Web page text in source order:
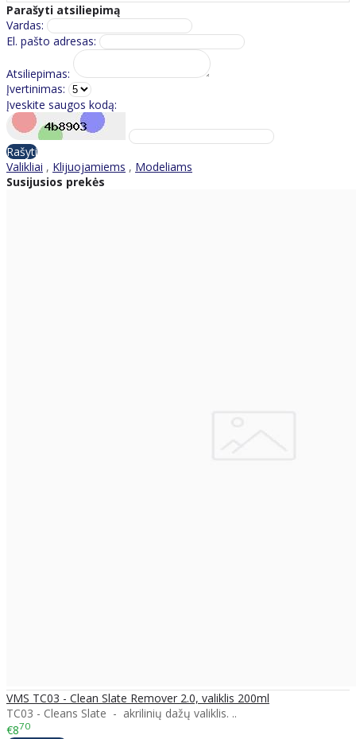
Parašyti atsiliepimą
Vardas:
El. pašto adresas:
Atsiliepimas:
Įvertinimas:
Įveskite saugos kodą:
Rašyti
Valikliai , Klijuojamiems , Modeliams
Susijusios prekės
VMS TC03 - Clean Slate Remover 2.0, valiklis 200ml
TC03​ - Cleans Slate - akrilinių dažų valiklis. ..
€870